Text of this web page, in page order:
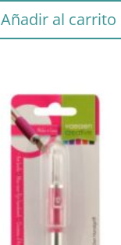
Añadir al carrito